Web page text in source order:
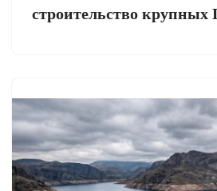
строительство